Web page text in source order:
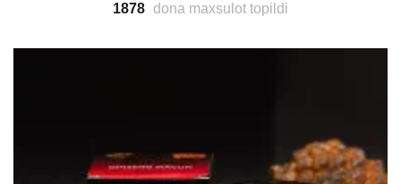
1878 dona maxsulot topildi